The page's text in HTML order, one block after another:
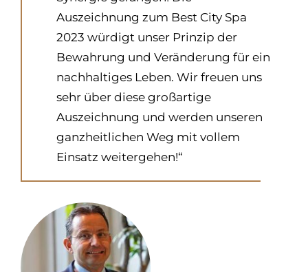
Auszeichnung zum Best City Spa
2023 würdigt unser Prinzip der
Bewahrung und Veränderung für ein
nachhaltiges Leben. Wir freuen uns
sehr über diese großartige
Auszeichnung und werden unseren
ganzheitlichen Weg mit vollem
Einsatz weitergehen!“